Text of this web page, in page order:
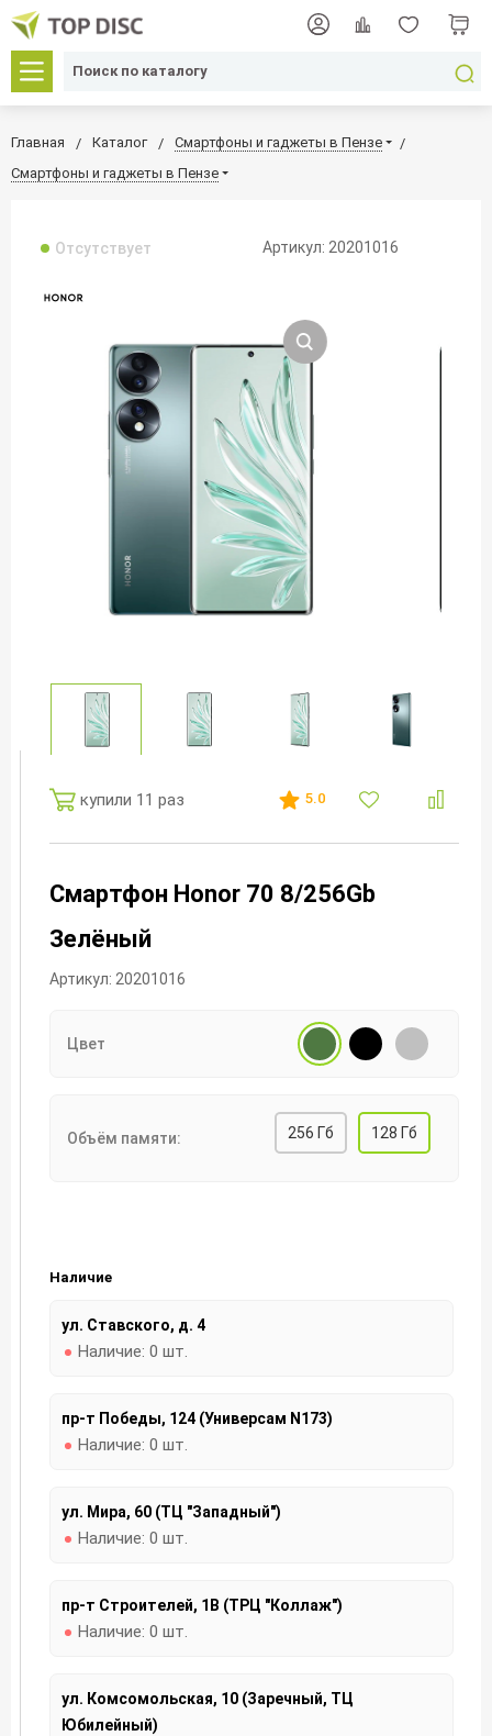
Главная Каталог
Смартфоны и гаджеты в Пензе
Смартфоны и гаджеты в Пензе
Отсутствует Артикул: 20201016
купили 11 раз 5.0
Смартфон Honor 70 8/256Gb
Зелёный
Артикул: 20201016
Цвет
Объём памяти: 256 Гб 128 Гб
Наличие
ул. Ставского, д. 4
Наличие: 0 шт.
пр-т Победы, 124 (Универсам N173)
Наличие: 0 шт.
ул. Мира, 60 (ТЦ "Западный")
Наличие: 0 шт.
пр-т Строителей, 1В (ТРЦ "Коллаж")
Наличие: 0 шт.
ул. Комсомольская, 10 (Заречный, ТЦ
Юбилейный)